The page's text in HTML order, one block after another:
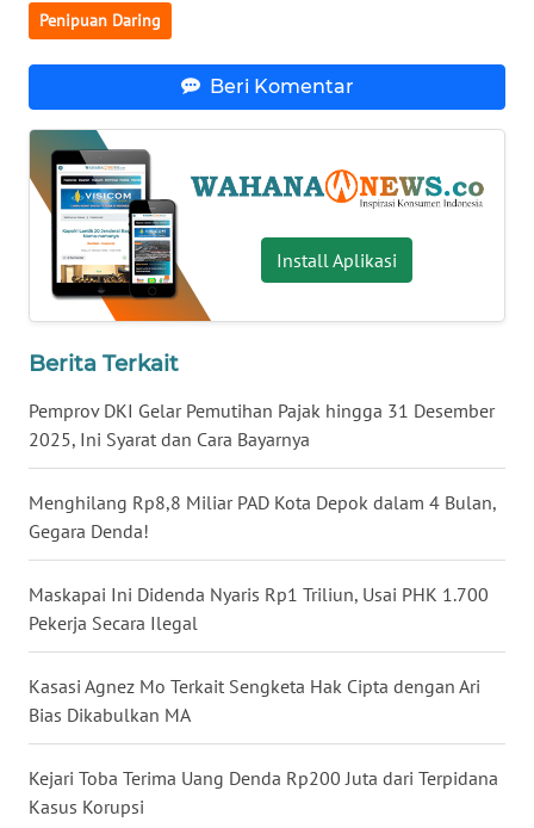
Penipuan Daring
Beri Komentar
Install Aplikasi
Berita Terkait
Pemprov DKI Gelar Pemutihan Pajak hingga 31 Desember
2025, Ini Syarat dan Cara Bayarnya
Menghilang Rp8,8 Miliar PAD Kota Depok dalam 4 Bulan,
Gegara Denda!
Maskapai Ini Didenda Nyaris Rp1 Triliun, Usai PHK 1.700
Pekerja Secara Ilegal
Kasasi Agnez Mo Terkait Sengketa Hak Cipta dengan Ari
Bias Dikabulkan MA
Kejari Toba Terima Uang Denda Rp200 Juta dari Terpidana
Kasus Korupsi
WN
BABEL
SUMBAR
WN
SUMSEL
WN
BENGKULU
LAMPUNG
WN
JATENG
WN
NUSANTARA
WN
JOGJA
WN